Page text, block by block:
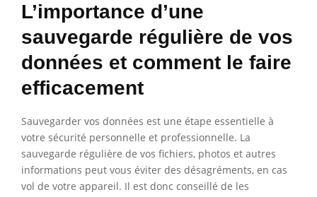
L’importance d’une
sauvegarde régulière de vos
données et comment le faire
efficacement
Sauvegarder vos données est une étape essentielle à
votre sécurité personnelle et professionnelle. La
sauvegarde régulière de vos fichiers, photos et autres
informations peut vous éviter des désagréments, en cas
vol de votre appareil. Il est donc conseillé de les